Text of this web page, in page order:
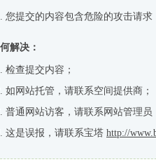
您提交的内容包含危险的攻击请求
解决：
检查提交内容；
如网站托管，请联系空间提供商；
普通网站访客，请联系网站管理员
这是误报，请联系宝塔 http://